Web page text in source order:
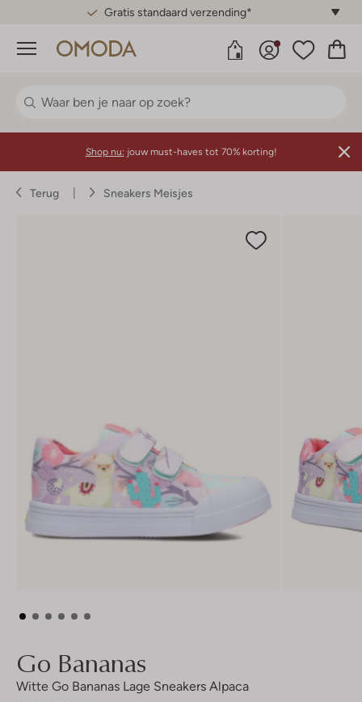
Gratis standaard verzending*
Menu
Shop nu: jouw must-haves tot 70% korting!
Terug Sneakers Meisjes
Go Bananas
Witte Go Bananas Lage Sneakers Alpaca